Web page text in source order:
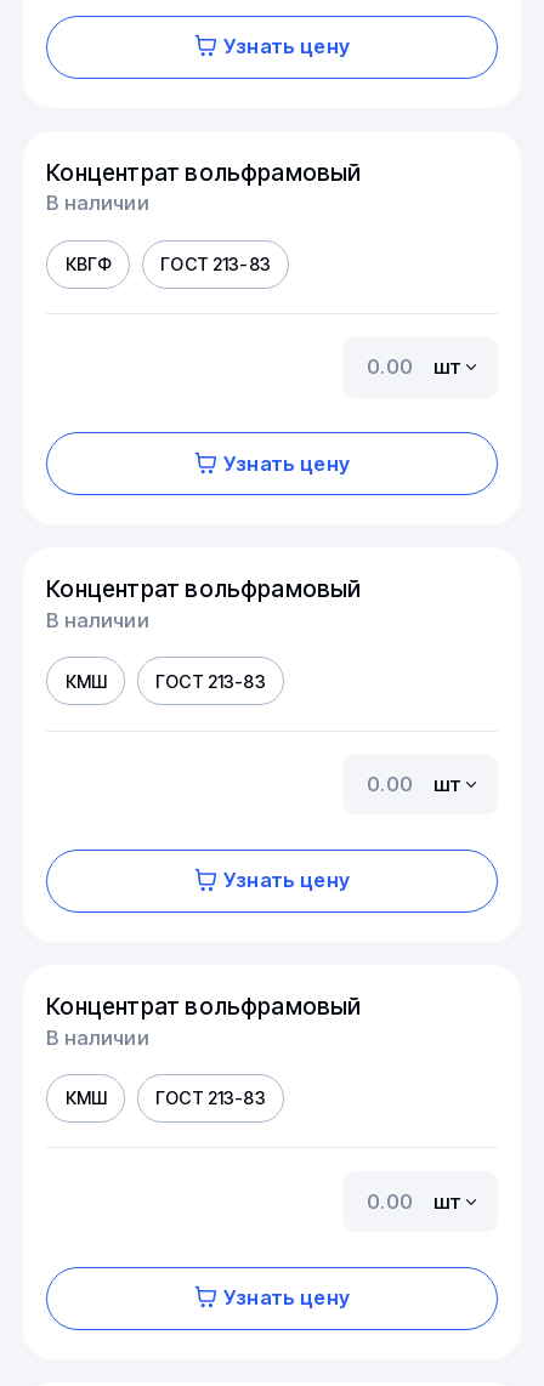
Узнать цену
Концентрат вольфрамовый
В наличии
КВГФ ГОСТ 213-83
шт
Узнать цену
Концентрат вольфрамовый
В наличии
КМШ ГОСТ 213-83
шт
Узнать цену
Концентрат вольфрамовый
В наличии
КМШ ГОСТ 213-83
шт
Узнать цену